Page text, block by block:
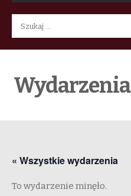
Szukaj:
Wydarzenia
« Wszystkie wydarzenia
To wydarzenie minęło.